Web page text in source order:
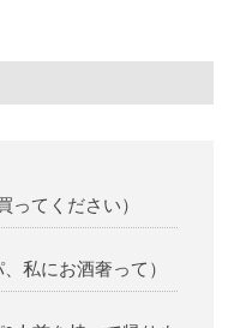
てください）
私にお酒奢って）